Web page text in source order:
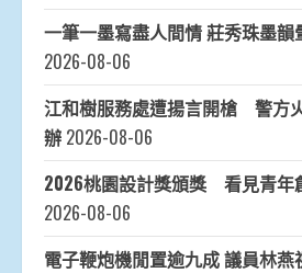
一筆一墨寫盡人間情 莊秀珠墨
2026-08-06
江和樹服務處遭揚言開槍 警方
辦 2026-08-06
2026桃園設計獎頒獎 看見青年
2026-08-06
電子鞭炮機閒置逾九成 議員林